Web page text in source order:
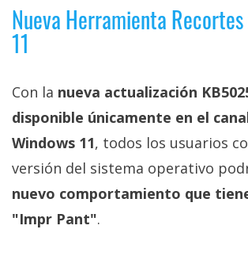
todas las
noticias sobre
tecnología,
móviles,
apps,
informática,
videojuegos,
comparativas,
trucos y
tutoriales.
El Grupo
Informático
(CC) 2006-
Nueva Herramienta
11
Con la nueva actualización
disponible únicamente en el
Windows 11, todos los usuarios
versión del sistema operativo
nuevo comportamiento que
"Impr Pant".